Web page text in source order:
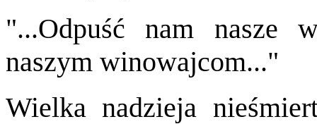
"...Odpuść nam nasze
naszym winowajcom..."
Wielka nadzieja